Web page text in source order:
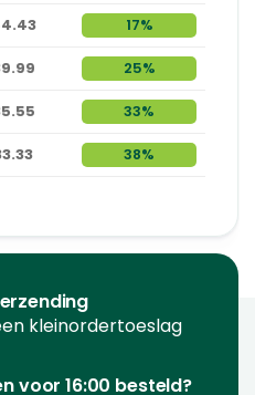
17%
25%
33%
38%
kleinordertoeslag
voor 16:00 besteld?